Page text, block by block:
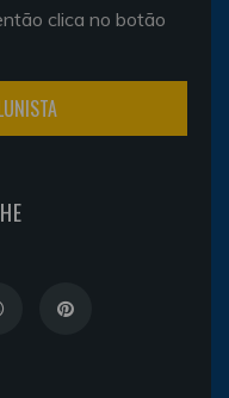
clica no botão